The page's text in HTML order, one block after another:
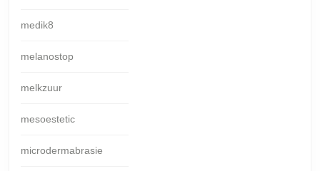
medik8
melanostop
melkzuur
mesoestetic
microdermabrasie